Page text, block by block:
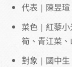
代表｜陳昱瑄
菜色｜紅藜
筍、青江菜
對象｜國中生